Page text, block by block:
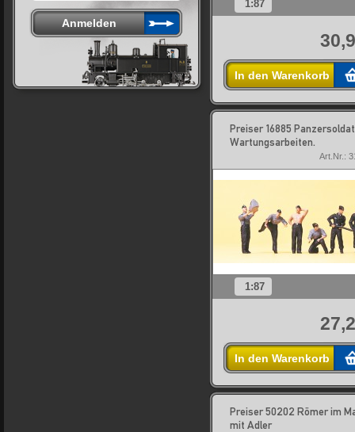
1:87
In den Warenkorb
Preiser 16885
Wartungsarbeiten.
Art.Nr.:
1:87
In den Warenkorb
Preiser 50202 Römer im
mit Adler